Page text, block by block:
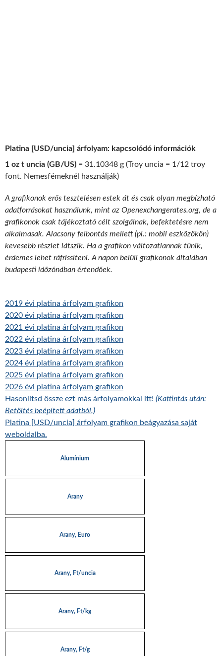
Platina [USD/uncia] árfolyam: kapcsolódó információk
1 oz t uncia (GB/US) = 31.10348 g (Troy uncia = 1/12 troy
font. Nemesfémeknél használják)
A grafikonok erős tesztelésen estek át és csak olyan megbízható
adatforrásokat használunk, mint az Openexchangerates.org, de a
grafikonok csak tájékoztató célt szolgálnak, befektetésre nem
alkalmasak. Alacsony felbontás mellett (pl.: mobil eszközökön)
kevesebb részlet látszik. Ha a grafikon változatlannak tűnik,
érdemes lehet ráfrissíteni. A napon belüli grafikonok általában
budapesti időzónában értendőek.
2019 évi platina árfolyam grafikon
2020 évi platina árfolyam grafikon
2021 évi platina árfolyam grafikon
2022 évi platina árfolyam grafikon
2023 évi platina árfolyam grafikon
2024 évi platina árfolyam grafikon
2025 évi platina árfolyam grafikon
2026 évi platina árfolyam grafikon
Hasonlítsd össze ezt más árfolyamokkal itt! (Kattintás után:
Betöltés beépített adatból.)
Platina [USD/uncia] árfolyam grafikon beágyazása saját
weboldalba.
Alumínium
Arany
Arany, Euro
Arany, Ft/uncia
Arany, Ft/kg
Arany, Ft/g